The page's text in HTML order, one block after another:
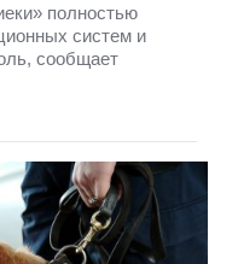
полностью
систем и
сообщает